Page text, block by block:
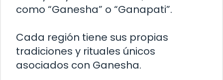
como “Ganesha” o “Ganapati”.
Cada región tiene sus propias
tradiciones y rituales únicos
asociados con Ganesha.